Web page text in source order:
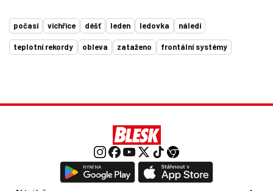
počasí vichřice déšť leden ledovka náledí
teplotní rekordy obleva zataženo frontální systémy